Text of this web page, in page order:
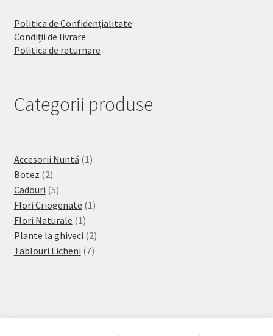
Politica de Confidențialitate
Condiții de livrare
Politica de returnare
Categorii produse
Accesorii Nuntă 11
Botez 22
produse
Cadouri 55
produse
Flori Criogenate 11
Flori Naturale 11
produs
Plante la ghiveci 22
produse
Tablouri Licheni 77